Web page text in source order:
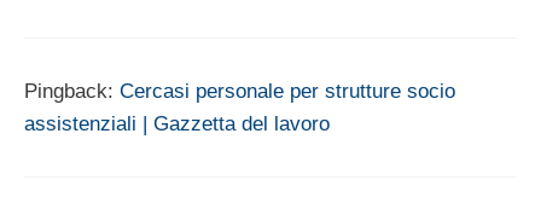
Pingback: Cercasi personale per strutture socio
assistenziali | Gazzetta del lavoro